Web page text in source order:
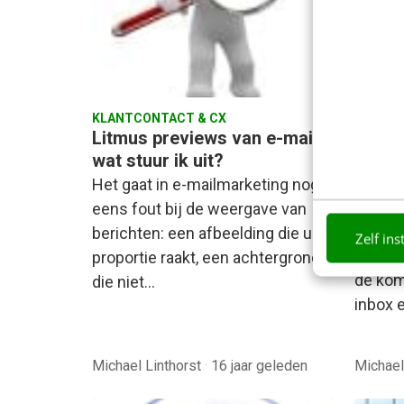
Zelf
KLANTCONTACT & CX
Litmus previews van e-mail:
wat stuur ik uit?
Het gaat in e-mailmarketing nogal
eens fout bij de weergave van
berichten: een afbeelding die uit
proportie raakt, een achtergrond
die niet…
Michael Linthorst · 16 jaar geleden
de
inbox